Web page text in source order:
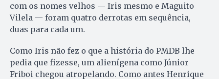
com os nomes velhos — Iris mesmo e Maguito
Vilela — foram quatro derrotas em sequência,
duas para cada um.
Como Iris não fez o que a história do PMDB lhe
pedia que fizesse, um alienígena como Júnior
Friboi chegou atropelando. Como antes Henrique